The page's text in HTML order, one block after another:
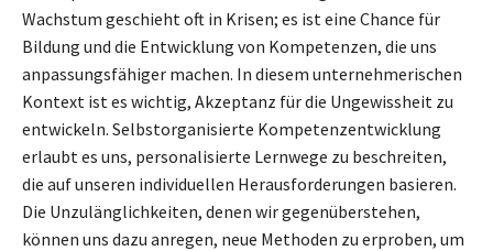
Wachstum geschieht oft in Krisen; es ist eine Chance für
Bildung und die Entwicklung von Kompetenzen, die uns
anpassungsfähiger machen. In diesem unternehmerischen
Kontext ist es wichtig, Akzeptanz für die Ungewissheit zu
entwickeln. Selbstorganisierte Kompetenzentwicklung
erlaubt es uns, personalisierte Lernwege zu beschreiten,
die auf unseren individuellen Herausforderungen basieren.
Die Unzulänglichkeiten, denen wir gegenüberstehen,
können uns dazu anregen, neue Methoden zu erproben, um